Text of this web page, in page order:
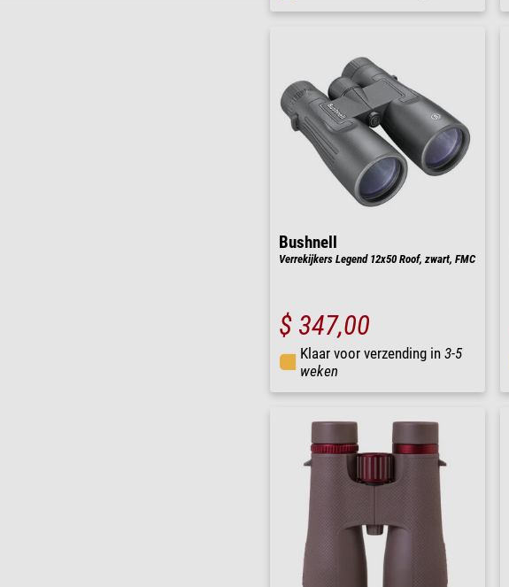
Bushnell
Verrekijkers Legend 12x50 Roof, zwart, FMC
$ 347,00
Klaar voor verzending in 3-5
weken